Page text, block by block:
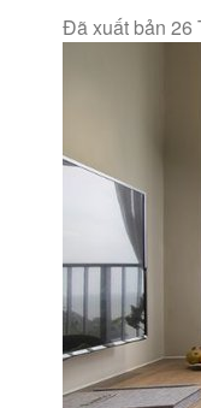
Đã xuất bản 26